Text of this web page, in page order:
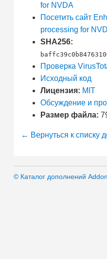
for NVDA
Посетить сайт
processing for
SHA256:
Проверка
Исходный код
Лицензия: MIT
Обсуждение и
Размер файла:
← Вернуться к списку
© Каталог дополнений